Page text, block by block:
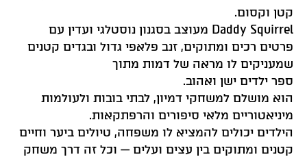
קטן וקסום.
Daddy Squirrel מעוצב בסגנון נוסטלגי ועדין עם
פרטים רכים ומתוקים, זנב פלאפי גדול ובגדים קטנים
שמעניקים לו מראה של דמות מתוך
ספר ילדים ישן ואהוב.
הוא מושלם למשחקי דמיון, לבתי בובות ולעולמות
מיניאטוריים מלאי סיפורים והרפתקאות.
הילדים יכולים להמציא לו משפחה, טיולים ביער וחיים
קטנים ומתוקים בין עצים ועלים — וכל זה דרך משחק